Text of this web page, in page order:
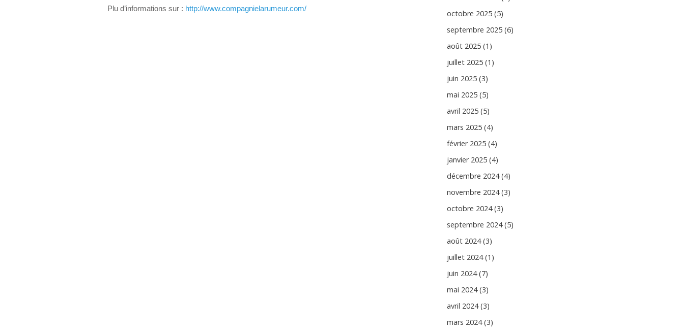
Plu d’informations sur : http://www.compagnielarumeur.com/
octobre 2025 (5)
septembre 2025 (6)
août 2025 (1)
juillet 2025 (1)
juin 2025 (3)
mai 2025 (5)
avril 2025 (5)
mars 2025 (4)
février 2025 (4)
janvier 2025 (4)
décembre 2024 (4)
novembre 2024 (3)
octobre 2024 (3)
septembre 2024 (5)
août 2024 (3)
juillet 2024 (1)
juin 2024 (7)
mai 2024 (3)
avril 2024 (3)
mars 2024 (3)